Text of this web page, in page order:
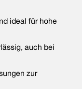
ideal für hohe
auch bei
zur